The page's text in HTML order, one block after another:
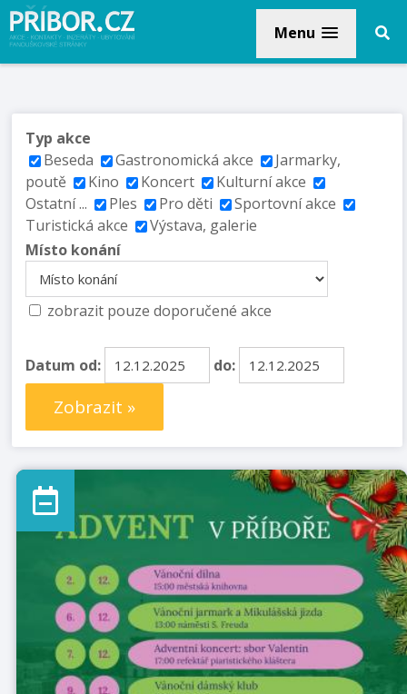
Menu
Typ akce
Beseda
Gastronomická akce
Jarmarky,
poutě
Kino Koncert
Kulturní akce
Ostatní ...
Ples Pro děti
Sportovní akce
Turistická akce
Výstava, galerie
Místo konání
zobrazit pouze doporučené akce
Datum od: do:
Zobrazit »